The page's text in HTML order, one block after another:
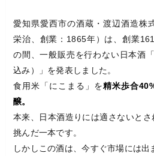
愛知県愛西市の酒蔵・渡辺酒造株
栄治、創業：1865年）は、創業
の間、一般販売を行わない日本酒
込み）」を発表しました。
食用米「にこまる」を精米歩合
醸。
本来、日本酒造りには適さないと
挑んだ一本です。
しかしこの酒は、今すぐ市場には出